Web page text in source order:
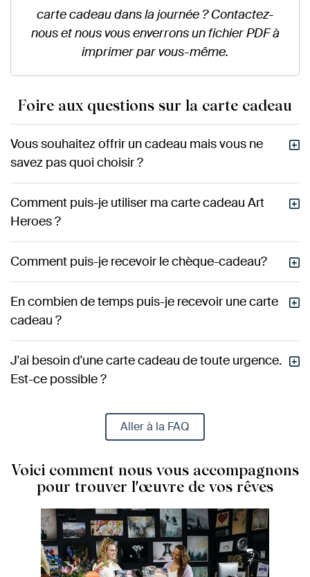
carte cadeau dans la journée ? Contactez-
nous et nous vous enverrons un fichier PDF à
imprimer par vous-même.
Foire aux questions sur la carte cadeau
Vous souhaitez offrir un cadeau mais vous ne
savez pas quoi choisir ?
Comment puis-je utiliser ma carte cadeau Art
Heroes ?
Comment puis-je recevoir le chèque-cadeau?
En combien de temps puis-je recevoir une carte
cadeau ?
J'ai besoin d'une carte cadeau de toute urgence.
Est-ce possible ?
Aller à la FAQ
Voici comment nous vous accompagnons
pour trouver l'œuvre de vos rêves